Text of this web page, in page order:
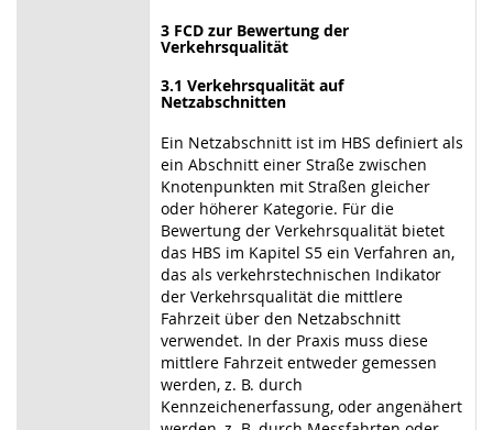
3 FCD zur Bewertung der
Verkehrsqualität
3.1 Verkehrsqualität auf
Netzabschnitten
Ein Netzabschnitt ist im HBS definiert als
ein Abschnitt einer Straße zwischen
Knotenpunkten mit Straßen gleicher
oder höherer Kategorie. Für die
Bewertung der Verkehrsqualität bietet
das HBS im Kapitel S5 ein Verfahren an,
das als verkehrstechnischen Indikator
der Verkehrsqualität die mittlere
Fahrzeit über den Netzabschnitt
verwendet. In der Praxis muss diese
mittlere Fahrzeit entweder gemessen
werden, z. B. durch
Kennzeichenerfassung, oder angenähert